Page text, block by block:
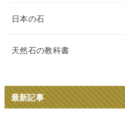
日本の石
天然石の教科書
最新記事